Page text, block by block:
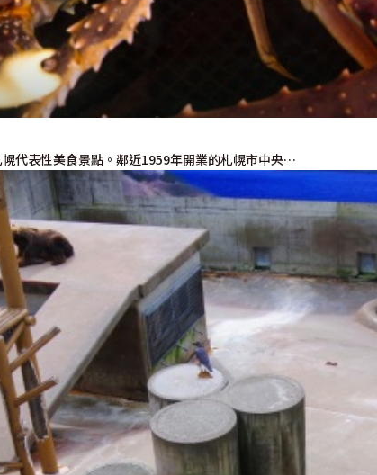
代表性美食景點。鄰近1959年開業的札幌市中央…